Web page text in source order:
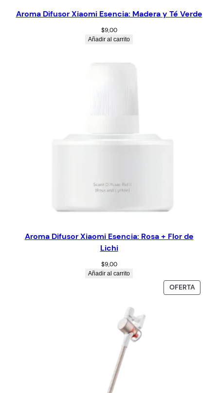
Aroma Difusor Xiaomi Esencia: Madera y Té Verde
$9,00
Añadir al carrito
Aroma Difusor Xiaomi Esencia: Rosa + Flor de
Lichi
$9,00
Añadir al carrito
OFERTA